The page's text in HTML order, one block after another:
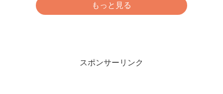
もっと見る
スポンサーリンク